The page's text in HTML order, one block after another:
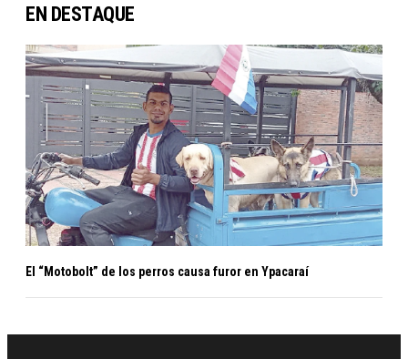
EN DESTAQUE
El “Motobolt” de los perros causa furor en Ypacaraí